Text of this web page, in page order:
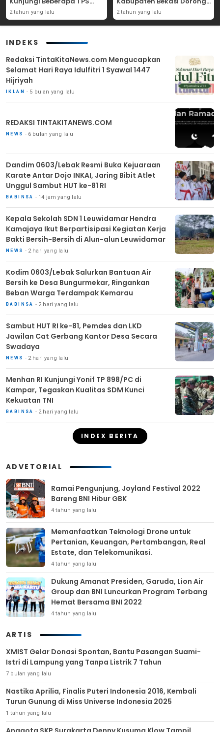
Yang Ada Di Purwakarta
2 tahun yang lalu
Angka Partisipasi
Masyarakat
2 tahun yang lalu
INDEKS
Redaksi TintaKitaNews.com Mengucapkan
Selamat Hari Raya Idulfitri 1 Syawal 1447
Hijriyah
IKLAN 5 bulan yang lalu
REDAKSI TINTAKITANEWS.COM
NEWS 6 bulan yang lalu
Dandim 0603/Lebak Resmi Buka Kejuaraan
Karate Antar Dojo INKAI, Jaring Bibit Atlet
Unggul Sambut HUT ke-81 RI
BABINSA 14 jam yang lalu
Kepala Sekolah SDN 1 Leuwidamar Hendra
Kamajaya Ikut Berpartisipasi Kegiatan Kerja
Bakti Bersih-Bersih di Alun-alun Leuwidamar
NEWS 2 hari yang lalu
Kodim 0603/Lebak Salurkan Bantuan Air
Bersih ke Desa Bungurmekar, Ringankan
Beban Warga Terdampak Kemarau
BABINSA 2 hari yang lalu
Sambut HUT RI ke-81, Pemdes dan LKD
Jawilan Cat Gerbang Kantor Desa Secara
Swadaya
NEWS 2 hari yang lalu
Menhan RI Kunjungi Yonif TP 898/PC di
Kampar, Tegaskan Kualitas SDM Kunci
Kekuatan TNI
BABINSA 2 hari yang lalu
INDEX BERITA
ADVETORIAL
Ramai Pengunjung, Joyland Festival 2022
Bareng BNI Hibur GBK
4 tahun yang lalu
Memanfaatkan Teknologi Drone untuk
Pertanian, Keuangan, Pertambangan, Real
Estate, dan Telekomunikasi.
4 tahun yang lalu
Dukung Amanat Presiden, Garuda, Lion Air
Group dan BNI Luncurkan Program Terbang
Hemat Bersama BNI 2022
4 tahun yang lalu
ARTIS
XMIST Gelar Donasi Spontan, Bantu Pasangan Suami-
Istri di Lampung yang Tanpa Listrik 7 Tahun
7 bulan yang lalu
Nastika Aprilia, Finalis Puteri Indonesia 2016, Kembali
Turun Gunung di Miss Universe Indonesia 2025
1 tahun yang lalu